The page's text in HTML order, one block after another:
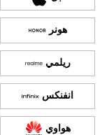
هونر
ريلمي
انفنكس
هواوي